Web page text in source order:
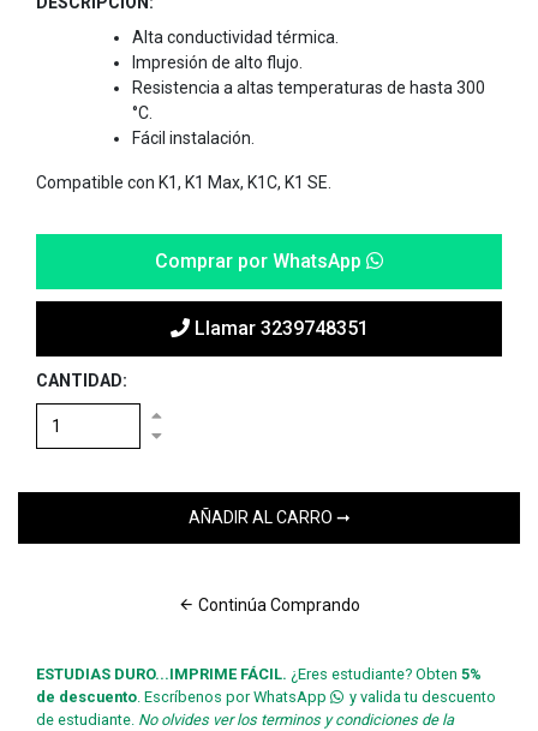
Alta conductividad térmica.
Impresión de alto flujo.
Resistencia a altas temperaturas de hasta 300
°C.
Fácil instalación.
Compatible con K1, K1 Max, K1C, K1 SE.
Comprar por WhatsApp
Llamar 3239748351
CANTIDAD:
Continúa Comprando
ESTUDIAS DURO...IMPRIME FÁCIL. ¿Eres estudiante? Obten 5%
de descuento . Escríbenos por WhatsApp
y valida tu descuento
de estudiante. No olvides ver los terminos y condiciones de la